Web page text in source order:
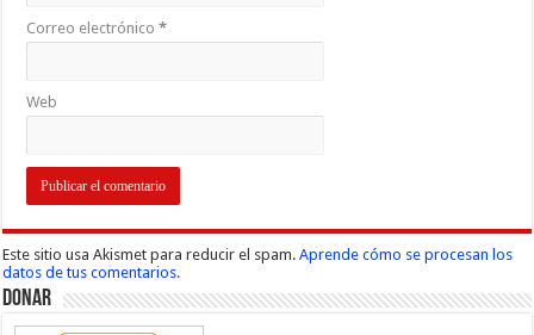
Correo electrónico*
Web
Este sitio usa Akismet para reducir el spam.Aprende cómo se procesan los
datos de tus comentarios.
Donar